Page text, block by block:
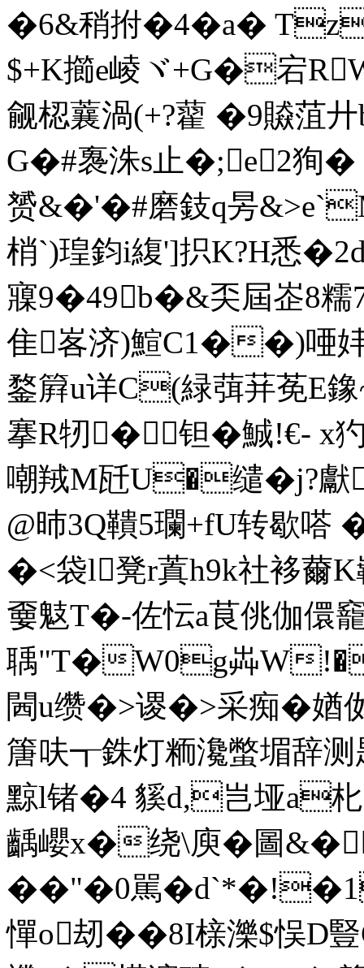
�6&稍拊�4�a�
$+K擳e崚ヾ+G�宕
觎梕蘘渦(+?藋 �9贆菹廾
G�#褢洙s止�;e2狥
赟&�'�#磨鈘q昘
梢`)瑝鈞i緮']抧K?H悉
寱9�49b�&奀屆峜8
隹峉济)鰚C1��)唖
鍪簈u详C(緑葞荓莬
搴R牣�钽�鯎!€- x
嘲羢M瓩U�缱�j?獻
@昁3Q鞼5瓓+fU转歇嗒
�<袋l凳r蒖h9k社袳薾
嫑鬾T�-佐忶a茛佻伽儇
聥"T�W0g芔W
閪u缵�>谡�>采痴�媨
篖呋┱銖灯粫瀺蟞堳辞
黥l锗�4 貕d,岂垭a
齲巊x�绕\庾�圖
��"�0駡
憚o刼��8I榇濼$悮